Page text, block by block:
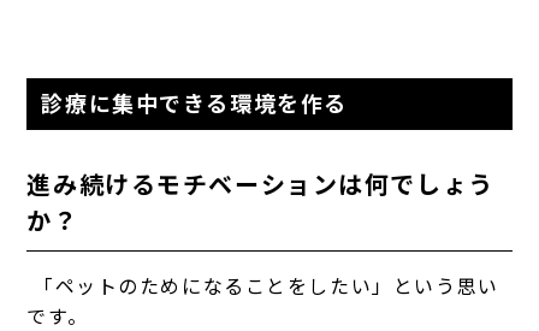
診療に集中できる環境を作る
進み続けるモチベーションは何でしょう
か？
「ペットのためになることをしたい」という思い
です。